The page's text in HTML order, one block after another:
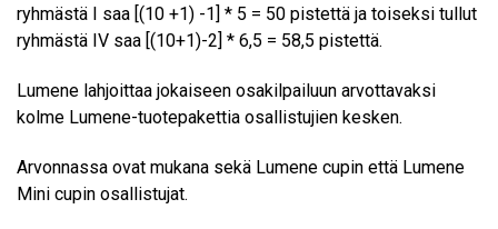
ryhmästä I saa [(10 +1) -1] * 5 = 50 pistettä ja toiseksi tullut
ryhmästä IV saa [(10+1)-2] * 6,5 = 58,5 pistettä.
Lumene lahjoittaa jokaiseen osakilpailuun arvottavaksi
kolme Lumene-tuotepakettia osallistujien kesken.
Arvonnassa ovat mukana sekä Lumene cupin että Lumene
Mini cupin osallistujat.